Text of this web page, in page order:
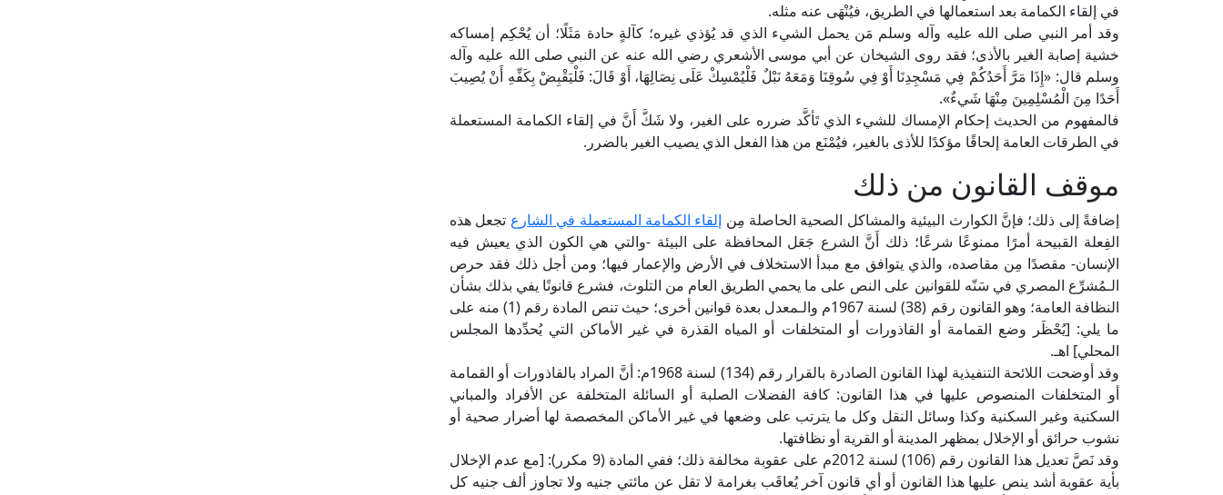
في إلقاء الكمامة بعد استعمالها في الطريق، فيُنْهَى عنه مثله.
وقد أمر النبي صلى الله عليه وآله وسلم مَن يحمل الشيء الذي قد يُؤذي غيره؛ كآلةٍ حادة مَثَلًا؛ أن يُحْكِم إمساكه
خشية إصابة الغير بالأذى؛ فقد روى الشيخان عن أبي موسى الأشعري رضي الله عنه عن النبي صلى الله عليه وآله
وسلم قال: «إِذَا مَرَّ أَحَدُكُمْ فِي مَسْجِدِنَا أَوْ فِي سُوقِنَا وَمَعَهُ نَبْلٌ فَلْيُمْسِكْ عَلَى نِصَالِهَا، أَوْ قَالَ: فَلْيَقْبِضْ بِكَفِّهِ أَنْ يُصِيبَ
أَحَدًا مِنَ الْمُسْلِمِينَ مِنْهَا شَيءٌ».
فالمفهوم من الحديث إحكام الإمساك للشيء الذي تَأكَّد ضرره على الغير، ولا شَكَّ أَنَّ في إلقاء الكمامة المستعملة
في الطرقات العامة إلحاقًا مؤكدًا للأذى بالغير، فيُمْنَع من هذا الفعل الذي يصيب الغير بالضرر.
موقف القانون من ذلك
إضافةً إلى ذلك؛ فإنَّ الكوارث البيئية والمشاكل الصحية الحاصلة مِن إلقاء الكمامة المستعملة في الشارع تجعل هذه
الفِعلة القبيحة أمرًا ممنوعًا شرعًا؛ ذلك أَنَّ الشرع جَعَل المحافظة على البيئة -والتي هي الكون الذي يعيش فيه
الإنسان- مقصدًا مِن مقاصده، والذي يتوافق مع مبدأ الاستخلاف في الأرض والإعمار فيها؛ ومن أجل ذلك فقد حرص
الـمُشرِّع المصري في سَنّه للقوانين على النص على ما يحمي الطريق العام من التلوث، فشرع قانونًا يفي بذلك بشأن
النظافة العامة؛ وهو القانون رقم (38) لسنة 1967م والـمعدل بعدة قوانين أخرى؛ حيث تنص المادة رقم (1) منه على
ما يلي: [يُحْظَر وضع القمامة أو القاذورات أو المتخلفات أو المياه القذرة في غير الأماكن التي يُحدِّدها المجلس
المحلي] اهـ.
وقد أوضحت اللائحة التنفيذية لهذا القانون الصادرة بالقرار رقم (134) لسنة 1968م: أنَّ المراد بالقاذورات أو القمامة
أو المتخلفات المنصوص عليها في هذا القانون: كافة الفضلات الصلبة أو السائلة المتخلفة عن الأفراد والمباني
السكنية وغير السكنية وكذا وسائل النقل وكل ما يترتب على وضعها في غير الأماكن المخصصة لها أضرار صحية أو
نشوب حرائق أو الإخلال بمظهر المدينة أو القرية أو نظافتها.
وقد نَصَّ تعديل هذا القانون رقم (106) لسنة 2012م على عقوبة مخالفة ذلك؛ ففي المادة (9 مكرر): [مع عدم الإخلال
بأية عقوبة أشد ينص عليها هذا القانون أو أي قانون آخر يُعاقَب بغرامة لا تقل عن مائتي جنيه ولا تجاوز ألف جنيه كل